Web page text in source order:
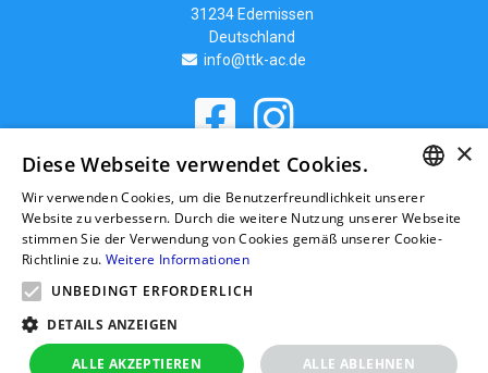
31234 Edemissen
Deutschland
info@ttk-ac.de
Seitenverzeichnis
GERMAN
RUSSIAN
×
Diese Webseite verwendet Cookies.
Wir verwenden Cookies, um die Benutzerfreundlichkeit unserer
Website zu verbessern. Durch die weitere Nutzung unserer Webseite
stimmen Sie der Verwendung von Cookies gemäß unserer Cookie-
Richtlinie zu. Weitere Informationen
UNBEDINGT ERFORDERLICH
DETAILS ANZEIGEN
ALLE AKZEPTIEREN ALLE ABLEHNEN